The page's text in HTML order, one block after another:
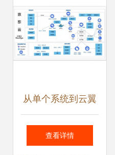
从单个系统到云翼
一体化支撑 京东云
查看详情